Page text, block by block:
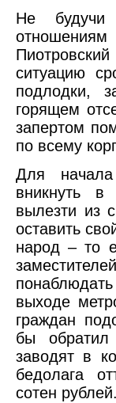
Не будучи
ситуацию
подлодки,
горящем
запертом
по всему
Для
вникнуть в
вылезти из
оставить
народ – то
выходе
граждан
бы обратил
заводят в
бедолага
сотен рублей.